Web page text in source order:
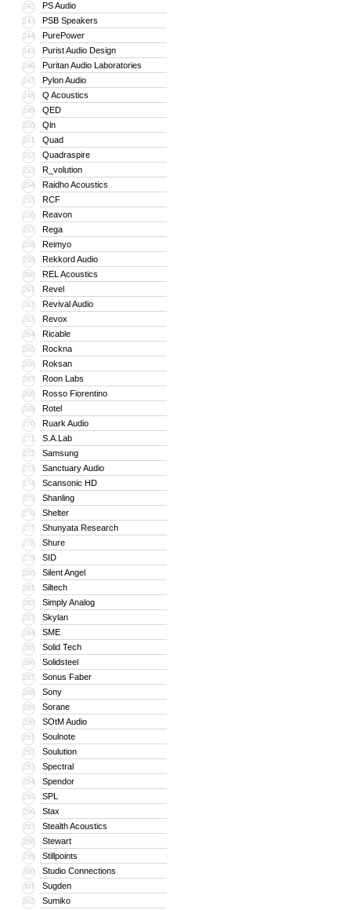
242 PS Audio
243 PSB Speakers
244 PurePower
245 Purist Audio Design
246 Puritan Audio Laboratories
247 Pylon Audio
248 Q Acoustics
249 QED
250 Qln
251 Quad
252 Quadraspire
253 R_volution
254 Raidho Acoustics
255 RCF
256 Reavon
257 Rega
258 Reimyo
259 Rekkord Audio
260 REL Acoustics
261 Revel
262 Revival Audio
263 Revox
264 Ricable
265 Rockna
266 Roksan
267 Roon Labs
268 Rosso Fiorentino
269 Rotel
270 Ruark Audio
271 S.A.Lab
272 Samsung
273 Sanctuary Audio
274 Scansonic HD
275 Shanling
276 Shelter
277 Shunyata Research
278 Shure
279 SID
280 Silent Angel
281 Siltech
282 Simply Analog
283 Skylan
284 SME
285 Solid Tech
286 Solidsteel
287 Sonus Faber
288 Sony
289 Sorane
290 SOtM Audio
291 Soulnote
292 Soulution
293 Spectral
294 Spendor
295 SPL
296 Stax
297 Stealth Acoustics
298 Stewart
299 Stillpoints
300 Studio Connections
301 Sugden
302 Sumiko